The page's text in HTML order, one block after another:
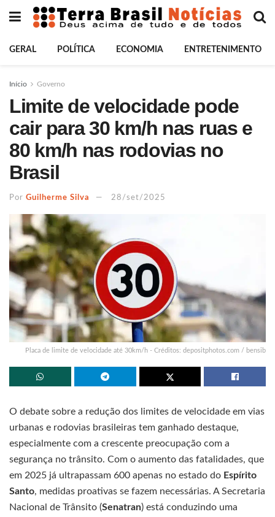
GERAL POLÍTICA ECONOMIA ENTRETENIMENTO
Início Governo
Limite de velocidade pode
cair para 30 km/h nas ruas e
80 km/h nas rodovias no
Brasil
Por Guilherme Silva 28/set/2025
Placa de limite de velocidade até 30km/h - Créditos: depositphotos.com / bensib
O debate sobre a redução dos limites de velocidade em vias
urbanas e rodovias brasileiras tem ganhado destaque,
especialmente com a crescente preocupação com a
segurança no trânsito. Com o aumento das fatalidades, que
em 2025 já ultrapassam 600 apenas no estado do Espírito
Santo, medidas proativas se fazem necessárias. A Secretaria
Nacional de Trânsito (Senatran) está conduzindo uma